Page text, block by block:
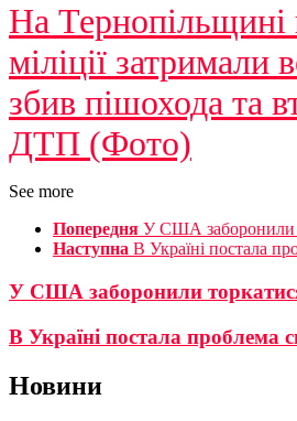
На Тернопільщині
міліції затримали
збив пішохода та
ДТП (Фото)
See more
Попередня У США заборонили
Наступна В Україні постала
У США заборонили
В Україні постала проблема
Новини